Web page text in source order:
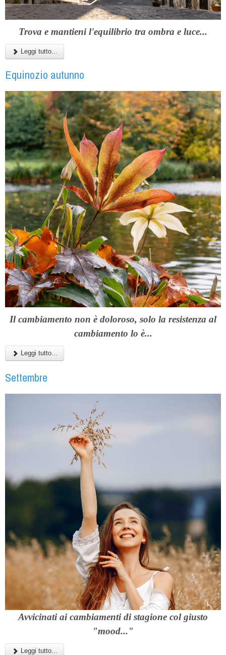
Trova e mantieni l'equilibrio tra ombra e luce...
Leggi tutto...
Equinozio autunno
Il cambiamento non è doloroso, solo la resistenza al
cambiamento lo è...
Leggi tutto...
Settembre
Avvicinati ai cambiamenti di stagione col giusto
"mood..."
Leggi tutto...